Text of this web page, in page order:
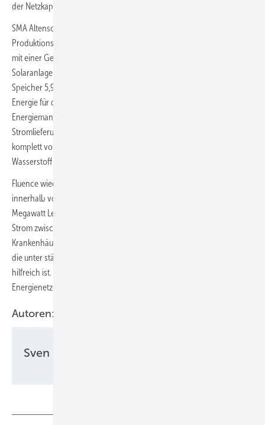
der Netzkapazität vergleichbarer Haushalte.
SMA Altenso hat in Namibia eine komplett solarbetriebene
Produktionsstätte für grünen Wasserstoff errichtet. Die Elektrolyseure
mit einer Gesamtleistung von fünf Megawatt werden von einer
Solaranlage mit 6,5 Hektar Größe versorgt. Zusätzlich puffert ein
Speicher 5,9 Megawattstunden Sonnenstrom, um immer ausreichend
Energie für die Elektrolyseure zur Verfügung zu haben. Das
Energiemanagement nutzt mehrtägige Vorhersagen, um die
Stromlieferung zu optimieren. Der produzierte grüne Wasserstoff wird
komplett vor Ort für den Betrieb von Lkw, Bussen und eines mit
Wasserstoff betriebenen Generators genutzt.
Fluence wiederum hat in der Ukraine unter Kriegsbedingungen
innerhalb von nur sechs Monaten ein Speichersystem mit 200
Megawatt Leistung errichtet. Die Anlage kann 400 Megawattstunden
Strom zwischenlagern und damit Haushalte, Schulen und
Krankenhäuser versorgen. Die Anlage ist schwarzstartfähig, was für
die unter ständigem russischen Angriffen leidende Infrastruktur
hilfreich ist. Die Anlage trägt zudem zur Stabilität des regionalen
Energienetzes bei.
Autoren:
Sven Ullrich